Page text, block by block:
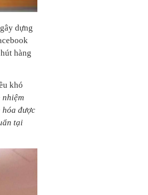
dựng
hàng
khó
nhiệm
hóa được
tại